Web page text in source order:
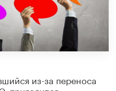
из-за переноса